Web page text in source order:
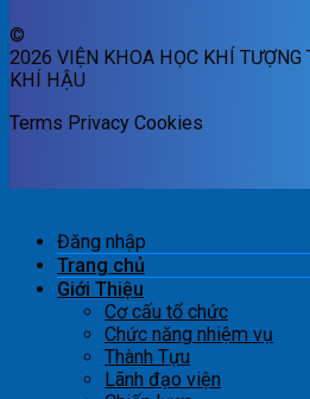
©
2026 VIỆN KHOA HỌC KHÍ TƯỢNG
KHÍ HẬU
Terms Privacy Cookies
Đăng nhập
Trang chủ
Giới Thiệu
Cơ cấu tổ chức
Chức năng nhiệm vụ
Thành Tựu
Lãnh đạo viện